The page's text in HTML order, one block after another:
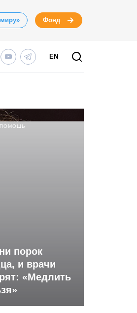
Фонд
EN
порок
и врачи
«Медлить